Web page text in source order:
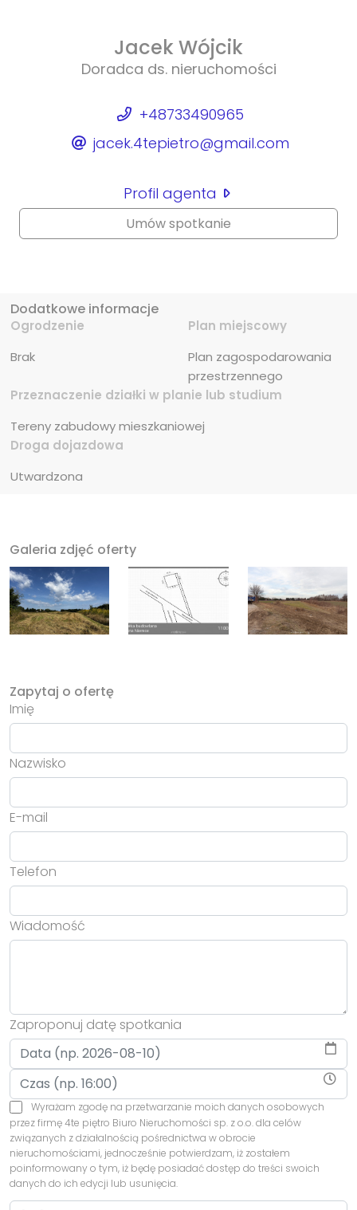
Jacek Wójcik
Doradca ds. nieruchomości
+48733490965
jacek.4tepietro@gmail.com
Profil agenta
Umów spotkanie
Dodatkowe informacje
Ogrodzenie
Brak
Plan miejscowy
Plan zagospodarowania
przestrzennego
Przeznaczenie działki w planie lub studium
Tereny zabudowy mieszkaniowej
Droga dojazdowa
Utwardzona
Galeria zdjęć oferty
Zapytaj o ofertę
Imię
Nazwisko
E-mail
Telefon
Wiadomość
Zaproponuj datę spotkania
Wyrażam zgodę na przetwarzanie moich danych osobowych
przez firmę 4te piętro Biuro Nieruchomości sp. z o.o. dla celów
związanych z działalnością pośrednictwa w obrocie
nieruchomościami, jednocześnie potwierdzam, iż zostałem
poinformowany o tym, iż będę posiadać dostęp do treści swoich
danych do ich edycji lub usunięcia.